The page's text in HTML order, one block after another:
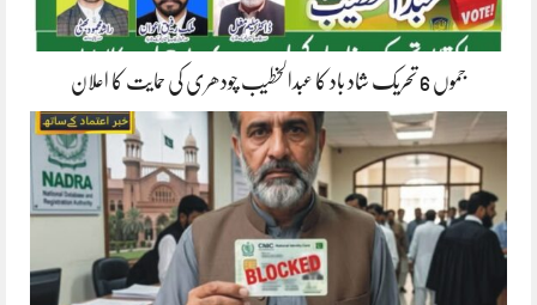
جموں 6 تحریک شاد باد کا عبدالخطیب چودھری کی حمایت کا اعلان